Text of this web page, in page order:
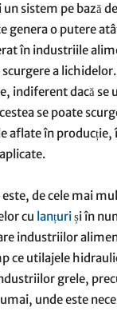
un sistem pe bază
genera o putere
în industriile
a
indiferent dacă se
se poate
aflate în producție,
de cele mai
cu lanțuriși în
industriilor
ce utilajele
grele,
unde este